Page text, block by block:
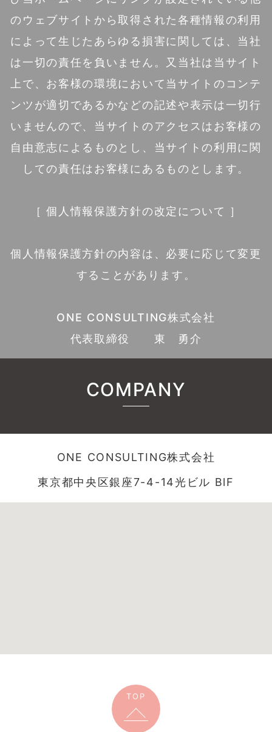
のウェブサイトから取得された各種情報の利用
によって生じたあらゆる損害に関しては、当社
は一切の責任を負いません。又当社は当サイト
上で、お客様の環境において当サイトのコンテ
ンツが適切であるかなどの記述や表示は一切行
いませんので、当サイトのアクセスはお客様の
自由意志によるものとし、当サイトの利用に関
しての責任はお客様にあるものとします。
［ 個人情報保護方針の改定について ］
個人情報保護方針の内容は、必要に応じて変更
することがあります。
ONE CONSULTING株式会社
代表取締役 東 勇介
COMPANY
ONE CONSULTING株式会社
東京都中央区銀座7-4-14光ビル BlF
TOP